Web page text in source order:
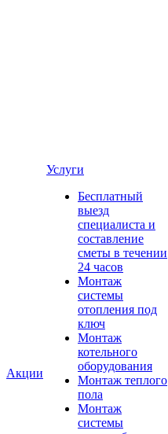
Акции
Услуги
Бесплатный
выезд
специалиста и
составление
сметы в течении
24 часов
Монтаж
системы
отопления под
ключ
Монтаж
котельного
оборудования
Монтаж теплого
пола
Монтаж
системы